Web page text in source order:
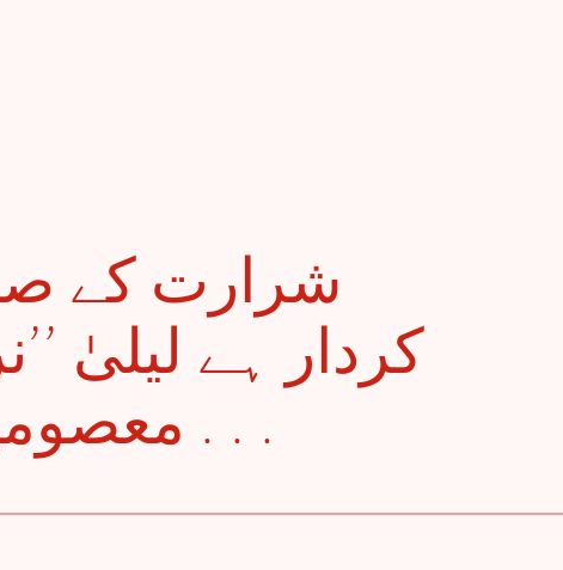
کردار ہے لیلیٰ
معصومیت کا وار ہے لیلیٰ . . .